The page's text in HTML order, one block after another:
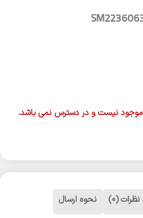
نیست و در دسترس نمی باشد.
نظرات (0) نحوه ارسال